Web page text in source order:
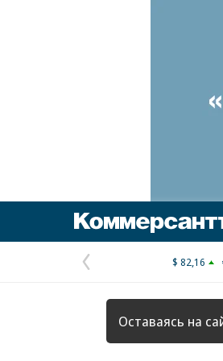
Предыдущая
страница
$ 82,16
Оставаясь на